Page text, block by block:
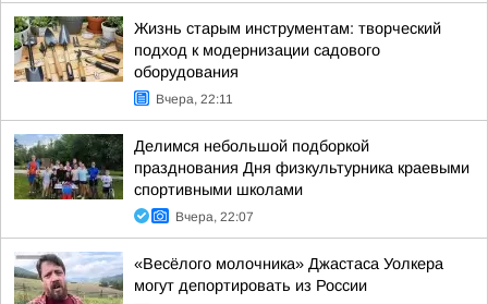
Жизнь старым инструментам: творческий
подход к модернизации садового
оборудования
Вчера, 22:11
Делимся небольшой подборкой
празднования Дня физкультурника краевыми
спортивными школами
Вчера, 22:07
«Весёлого молочника» Джастаса Уолкера
могут депортировать из России